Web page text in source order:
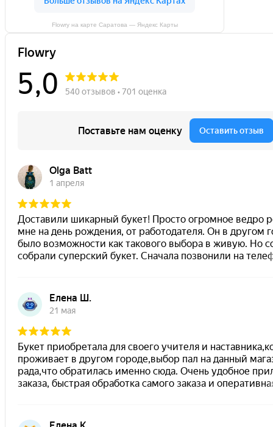
Flowry на карте Саратова — Яндекс Карты